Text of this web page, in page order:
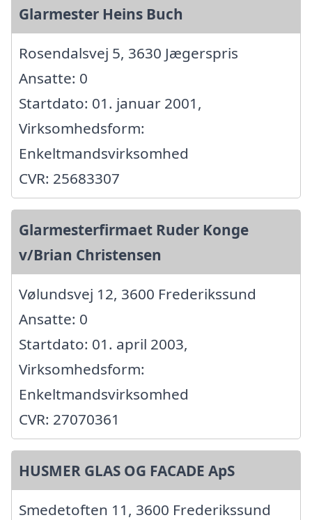
Glarmester Heins Buch
Rosendalsvej 5, 3630 Jægerspris
Ansatte: 0
Startdato: 01. januar 2001,
Virksomhedsform:
Enkeltmandsvirksomhed
CVR: 25683307
Glarmesterfirmaet Ruder Konge
v/Brian Christensen
Vølundsvej 12, 3600 Frederikssund
Ansatte: 0
Startdato: 01. april 2003,
Virksomhedsform:
Enkeltmandsvirksomhed
CVR: 27070361
HUSMER GLAS OG FACADE ApS
Smedetoften 11, 3600 Frederikssund